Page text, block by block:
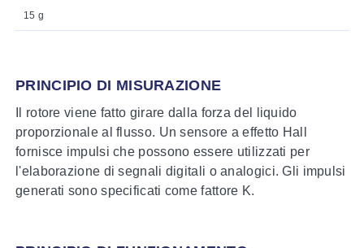
15 g
PRINCIPIO DI MISURAZIONE
Il rotore viene fatto girare dalla forza del liquido
proporzionale al flusso. Un sensore a effetto Hall
fornisce impulsi che possono essere utilizzati per
l'elaborazione di segnali digitali o analogici. Gli impulsi
generati sono specificati come fattore K.